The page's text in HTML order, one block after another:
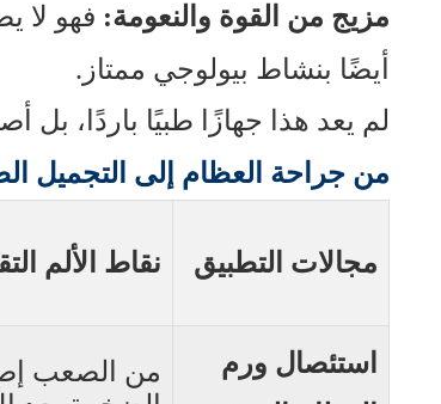
مزيج من القوة والنعومة: فهو لا
أيضًا بنشاط بيولوجي ممتاز.
لم يعد هذا جهازًا طبيًا باردًا،
من جراحة العظام إلى التجميل
مجالات التطبيق نقاط الألم
استئصال ورم
من الصعب